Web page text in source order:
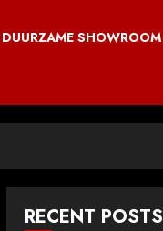
DUURZAME SHOWROOM
RECENT POSTS